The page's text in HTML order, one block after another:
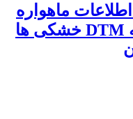
ماهواره
توپکس – پوزایدون در تهیه DTM خشکی ها